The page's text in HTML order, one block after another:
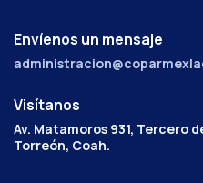
Envíenos un mensaje
Visítanos
Av. Matamoros 931, Tercero
Torreón, Coah.